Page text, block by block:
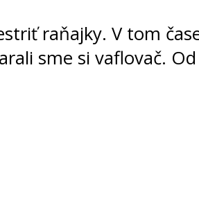
raňajky. V tom
sme si vaflovač.